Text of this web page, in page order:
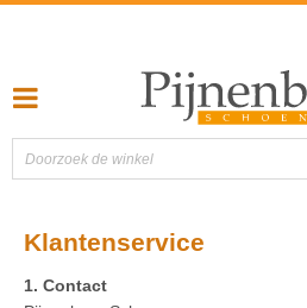
Klantenservice
1. Contact